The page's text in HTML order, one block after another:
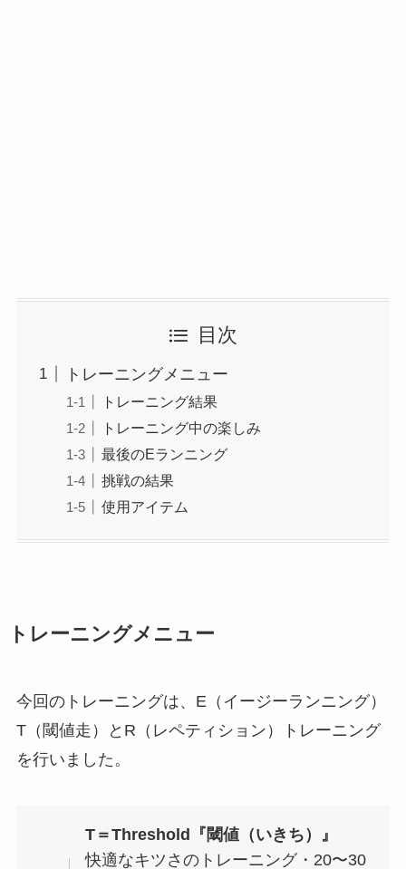
目次
トレーニングメニュー
トレーニング結果
トレーニング中の楽しみ
最後のEランニング
挑戦の結果
使用アイテム
トレーニングメニュー
今回のトレーニングは、E（イージーランニング）
T（閾値走）とR（レペティション）トレーニング
を行いました。
T＝Threshold『閾値（いきち）』
快適なキツさのトレーニング・20〜30